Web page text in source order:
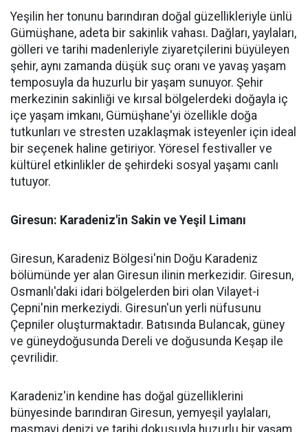
Yeşilin her tonunu barındıran doğal güzellikleriyle ünlü
Gümüşhane, adeta bir sakinlik vahası. Dağları, yaylaları,
gölleri ve tarihi madenleriyle ziyaretçilerini büyüleyen
şehir, aynı zamanda düşük suç oranı ve yavaş yaşam
temposuyla da huzurlu bir yaşam sunuyor. Şehir
merkezinin sakinliği ve kırsal bölgelerdeki doğayla iç
içe yaşam imkanı, Gümüşhane'yi özellikle doğa
tutkunları ve stresten uzaklaşmak isteyenler için ideal
bir seçenek haline getiriyor. Yöresel festivaller ve
kültürel etkinlikler de şehirdeki sosyal yaşamı canlı
tutuyor.
Giresun: Karadeniz'in Sakin ve Yeşil Limanı
Giresun, Karadeniz Bölgesi'nin Doğu Karadeniz
bölümünde yer alan Giresun ilinin merkezidir. Giresun,
Osmanlı'daki idari bölgelerden biri olan Vilayet-i
Çepni'nin merkeziydi. Giresun'un yerli nüfusunu
Çepniler oluşturmaktadır. Batısında Bulancak, güney
ve güneydoğusunda Dereli ve doğusunda Keşap ile
çevrilidir.
Karadeniz'in kendine has doğal güzelliklerini
bünyesinde barındıran Giresun, yemyeşil yaylaları,